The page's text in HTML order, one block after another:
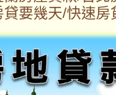
要幾天/快速房